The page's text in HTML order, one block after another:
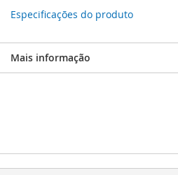
Especificações do produto
Mais informação